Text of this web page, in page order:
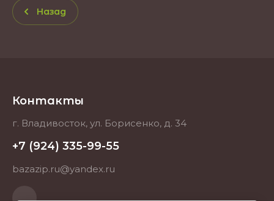
Назад
Контакты
г. Владивосток, ул. Борисенко, д. 34
+7 (924) 335-99-55
bazazip.ru@yandex.ru